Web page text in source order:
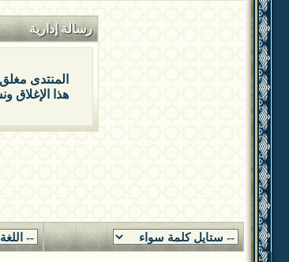
رسالة إدارية
المنتدى
هذا الإغلاق